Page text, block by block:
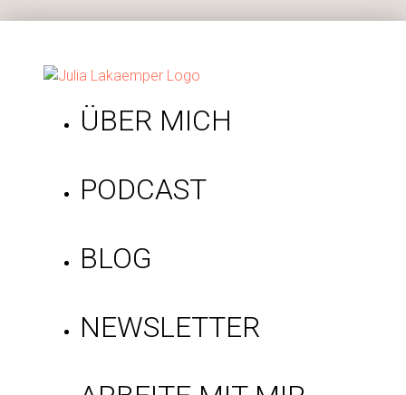
ÜBER MICH
PODCAST
BLOG
NEWSLETTER